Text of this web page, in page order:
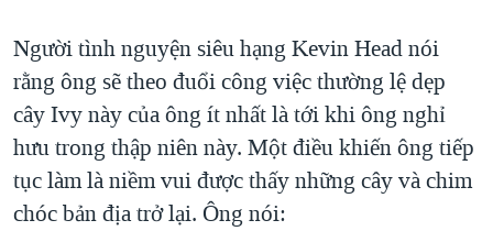
Người tình nguyện siêu hạng Kevin Head nói
rằng ông sẽ theo đuổi công việc thường lệ dẹp
cây Ivy này của ông ít nhất là tới khi ông nghỉ
hưu trong thập niên này. Một điều khiến ông tiếp
tục làm là niềm vui được thấy những cây và chim
chóc bản địa trở lại. Ông nói: